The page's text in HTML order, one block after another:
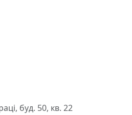
буд. 50, кв. 22